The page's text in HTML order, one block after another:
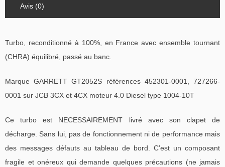
Avis (0)
Turbo, reconditionné à 100%, en France avec ensemble tournant
(CHRA) équilibré, passé au banc.
Marque GARRETT GT2052S références 452301-0001, 727266-
0001 sur JCB 3CX et 4CX moteur 4.0 Diesel type 1004-10T
Ce turbo est NECESSAIREMENT livré avec son clapet de
décharge. Sans lui, pas de fonctionnement ni de performance mais
des messages défauts au tableau de bord. C’est un composant
fragile et onéreux qui demande quelques précautions (ne jamais